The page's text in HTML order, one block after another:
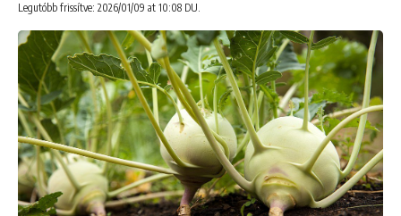
Legutóbb frissítve: 2026/01/09 at 10:08 DU.